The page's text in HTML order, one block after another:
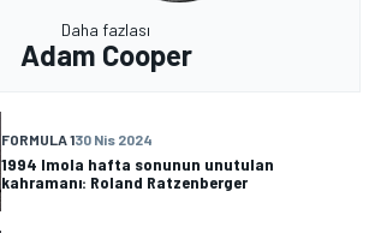
Daha fazlası
Adam Cooper
FORMULA 130 Nis 2024
1994 Imola hafta sonunun unutulan
kahramanı: Roland Ratzenberger